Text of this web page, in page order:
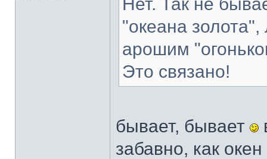
"океана
арошим
Это связано!
бывает, бывает
забавно, как